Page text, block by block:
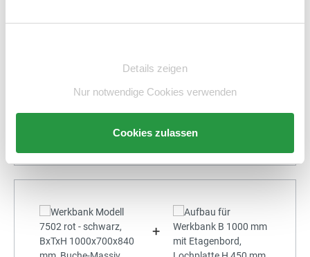
Details zeigen
Nur notwendige Cookies verwenden
Cookies zulassen
1.232,39 € %
In den Warenkorb
+